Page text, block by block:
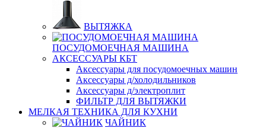
ВЫТЯЖКА
ПОСУДОМОЕЧНАЯ МАШИНА
АКСЕССУАРЫ КБТ
Аксессуары для посудомоечных машин
Аксессуары д/холодильников
Аксессуары д/электроплит
ФИЛЬТР ДЛЯ ВЫТЯЖКИ
МЕЛКАЯ ТЕХНИКА ДЛЯ КУХНИ
ЧАЙНИК